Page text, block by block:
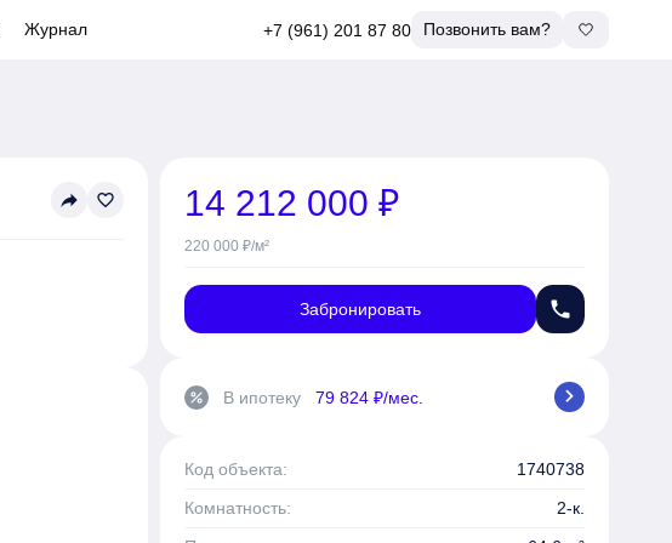
Журнал +7 (961) 201 87 80 Позвонить вам?
reply favorite_border 14 212 000 ₽
220 000 ₽/м²
Забронировать phone
percent В ипотеку 79 824 ₽/мес. chevron_right
Код объекта:
1740738
Комнатность:
2-к.